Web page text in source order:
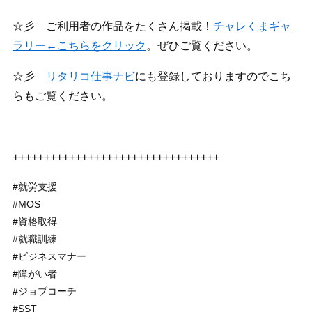
☆彡 ご利用者の作品をたくさん掲載！ チャレくまギャ
ラリー←こちらをクリック 。ぜひご覧ください。
☆彡 リタリコ仕事ナビにも登録しておりますのでこち
らもご覧ください。
+++++++++++++++++++++++++++++++++
#就労支援
#MOS
#資格取得
#就職訓練
#ビジネスマナー
#障がい者
#ジョブコーチ
#SST